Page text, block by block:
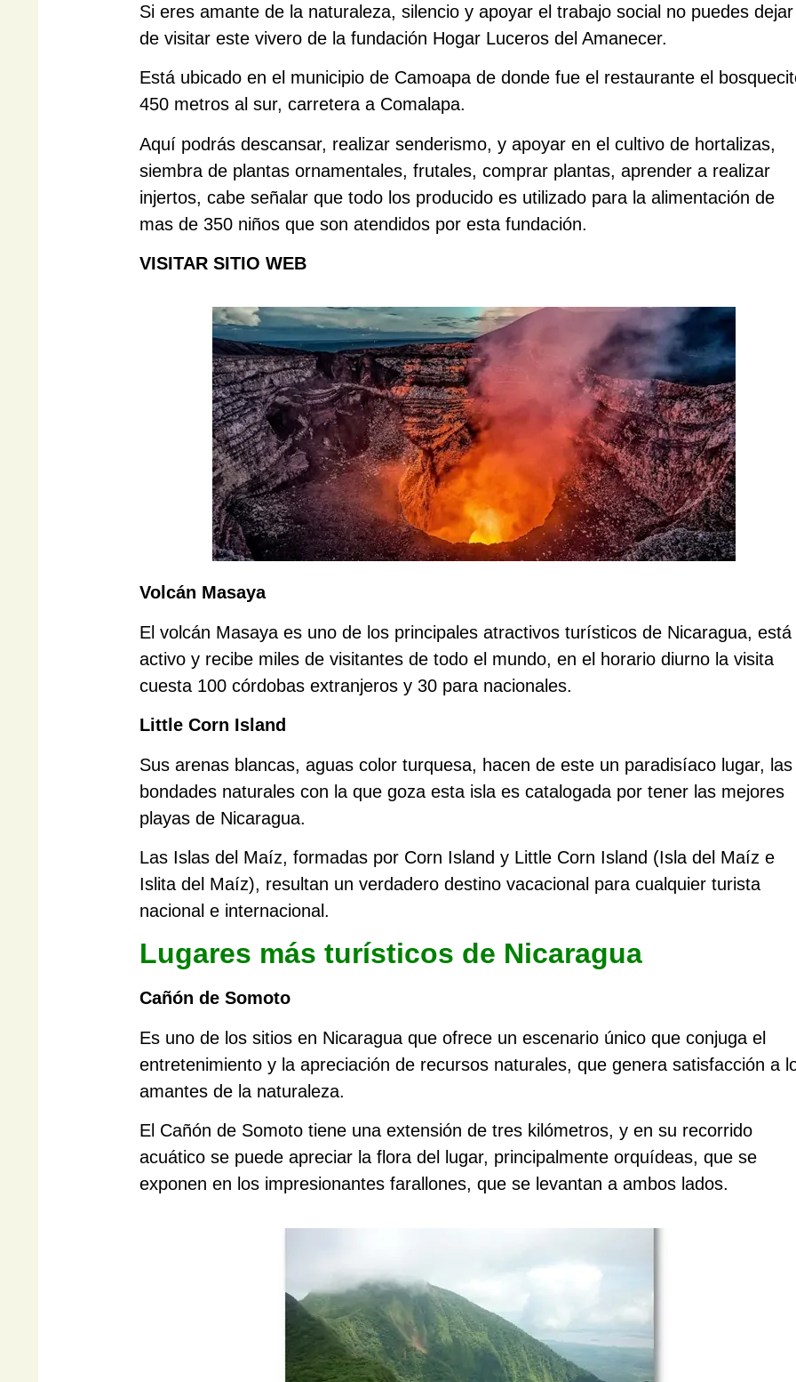
Si eres amante de la naturaleza, silencio y apoyar el trabajo social no puedes dejar
de visitar este vivero de la fundación Hogar Luceros del Amanecer.
Está ubicado en el municipio de Camoapa de donde fue el restaurante el
450 metros al sur, carretera a Comalapa.
Aquí podrás descansar, realizar senderismo, y apoyar en el cultivo de hortalizas,
siembra de plantas ornamentales, frutales, comprar plantas, aprender a realizar
injertos, cabe señalar que todo los producido es utilizado para la alimentación de
mas de 350 niños que son atendidos por esta fundación.
VISITAR SITIO WEB
Volcán Masaya
El volcán Masaya es uno de los principales atractivos turísticos de Nicaragua, está
activo y recibe miles de visitantes de todo el mundo, en el horario diurno la visita
cuesta 100 córdobas extranjeros y 30 para nacionales.
Little Corn Island
Sus arenas blancas, aguas color turquesa, hacen de este un paradisíaco lugar, las
bondades naturales con la que goza esta isla es catalogada por tener las mejores
playas de Nicaragua.
Las Islas del Maíz, formadas por Corn Island y Little Corn Island (Isla del Maíz e
Islita del Maíz), resultan un verdadero destino vacacional para cualquier turista
nacional e internacional.
Lugares más turísticos de Nicaragua
Cañón de Somoto
Es uno de los sitios en Nicaragua que ofrece un escenario único que conjuga el
entretenimiento y la apreciación de recursos naturales, que genera satisfacción a
amantes de la naturaleza.
El Cañón de Somoto tiene una extensión de tres kilómetros, y en su recorrido
acuático se puede apreciar la flora del lugar, principalmente orquídeas, que se
exponen en los impresionantes farallones, que se levantan a ambos lados.